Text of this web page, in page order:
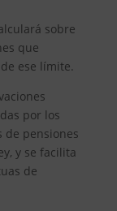
sobre
que
ese límite.
por los
de pensiones
y se facilita
de